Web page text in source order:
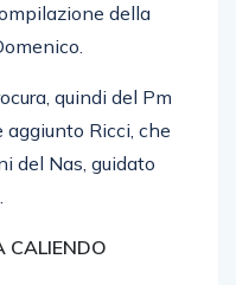
della
quindi del Pm
Ricci, che
del Nas, guidato
CALIENDO